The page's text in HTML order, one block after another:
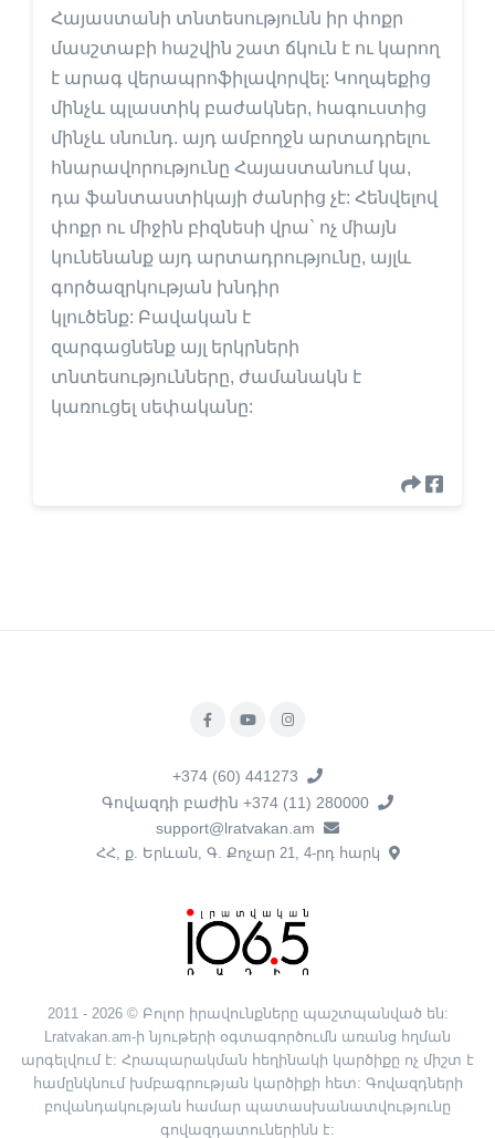
Հայաստանի տնտեսությունն իր փոքր
մասշտաբի հաշվին շատ ճկուն է ու կարող
է արագ վերապրոֆիլավորվել: Կողպեքից
մինչև պլաստիկ բաժակներ, հագուստից
մինչև սնունդ. այդ ամբողջն արտադրելու
հնարավորությունը Հայաստանում կա,
դա ֆանտաստիկայի ժանրից չէ: Հենվելով
փոքր ու միջին բիզնեսի վրա` ոչ միայն
կունենանք այդ արտադրությունը, այլև
գործազրկության խնդիր
կլուծենք: Բավական է
զարգացնենք այլ երկրների
տնտեսությունները, ժամանակն է
կառուցել սեփականը:
+374 (60) 441273
Գովազդի բաժին +374 (11) 280000
support@lratvakan.am
ՀՀ, ք. Երևան, Գ. Քոչար 21, 4-րդ հարկ
2011 - 2026 © Բոլոր իրավունքները պաշտպանված են:
Lratvakan.am-ի նյութերի օգտագործումն առանց հղման
արգելվում է: Հրապարակման հեղինակի կարծիքը ոչ միշտ է
համընկնում խմբագրության կարծիքի հետ: Գովազդների
բովանդակության համար պատասխանատվությունը
գովազդատուներինն է: